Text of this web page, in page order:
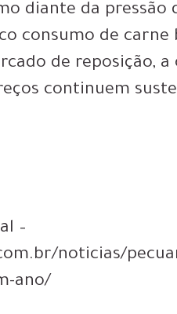
diante da pressão
consumo de
de reposição,
continuem
–
noticias/
ano/